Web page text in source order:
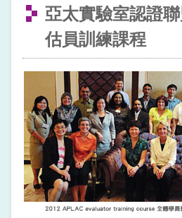
亞太實驗室認證
估員訓練課程